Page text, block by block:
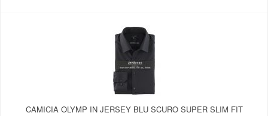
CAMICIA OLYMP IN JERSEY BLU SCURO SUPER SLIM FIT